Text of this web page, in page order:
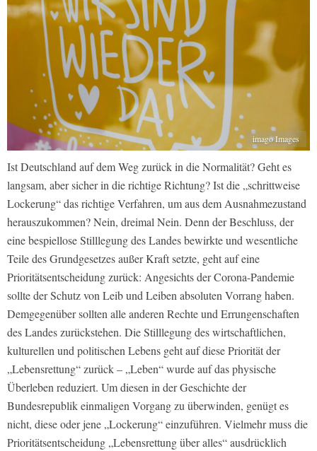
imago Images
Ist Deutschland auf dem Weg zurück in die Normalität? Geht es
langsam, aber sicher in die richtige Richtung? Ist die „schrittweise
Lockerung“ das richtige Verfahren, um aus dem Ausnahmezustand
herauszukommen? Nein, dreimal Nein. Denn der Beschluss, der
eine bespiellose Stilllegung des Landes bewirkte und wesentliche
Teile des Grundgesetzes außer Kraft setzte, geht auf eine
Prioritätsentscheidung zurück: Angesichts der Corona-Pandemie
sollte der Schutz von Leib und Leiben absoluten Vorrang haben.
Demgegenüber sollten alle anderen Rechte und Errungenschaften
des Landes zurückstehen. Die Stilllegung des wirtschaftlichen,
kulturellen und politischen Lebens geht auf diese Priorität der
„Lebensrettung“ zurück – „Leben“ wurde auf das physische
Überleben reduziert. Um diesen in der Geschichte der
Bundesrepublik einmaligen Vorgang zu überwinden, genügt es
nicht, diese oder jene „Lockerung“ einzuführen. Vielmehr muss die
Prioritätsentscheidung „Lebensrettung über alles“ ausdrücklich